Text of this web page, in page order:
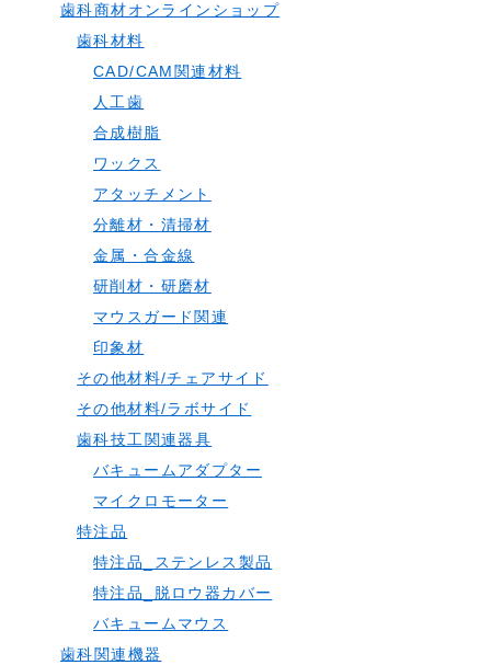
歯科商材オンラインショップ
歯科材料
CAD/CAM関連材料
人工歯
合成樹脂
ワックス
アタッチメント
分離材・清掃材
金属・合金線
研削材・研磨材
マウスガード関連
印象材
その他材料/チェアサイド
その他材料/ラボサイド
歯科技工関連器具
バキュームアダプター
マイクロモーター
特注品
特注品_ステンレス製品
特注品_脱ロウ器カバー
バキュームマウス
歯科関連機器